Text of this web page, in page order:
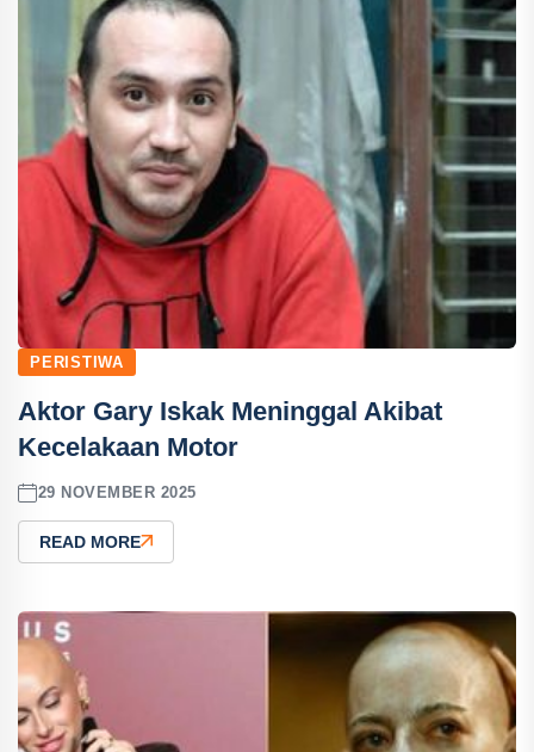
PERISTIWA
Aktor Gary Iskak Meninggal Akibat
Kecelakaan Motor
29 NOVEMBER 2025
READ MORE